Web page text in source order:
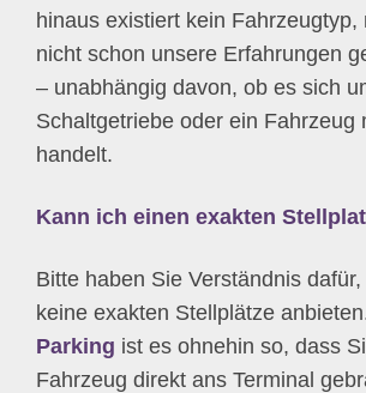
hinaus existiert kein Fahrzeugtyp,
nicht schon unsere Erfahrungen
– unabhängig davon, ob es sich
Schaltgetriebe oder ein Fahrzeug
handelt.
Kann ich einen exakten
Bitte haben Sie Verständnis
keine exakten Stellplätze
Parking ist es ohnehin so, dass
Fahrzeug direkt ans Terminal